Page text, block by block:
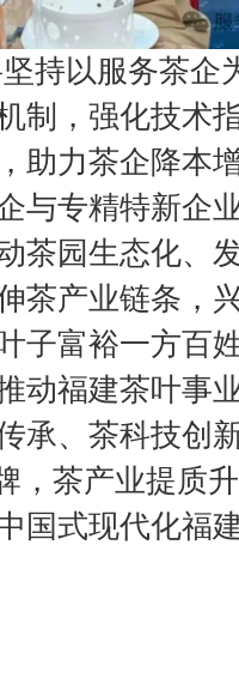
持以服务茶企
制，强化技术
助力茶企降本
与专精特新企
茶园生态化、
茶产业链条，
子富裕一方百
动福建茶叶事
承、茶科技创
，茶产业提质
国式现代化福